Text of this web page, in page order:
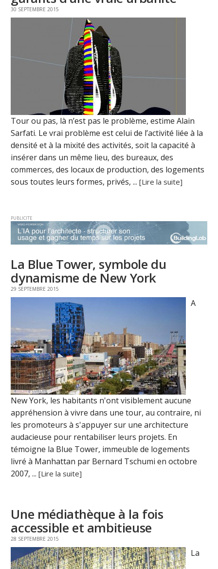
30 SEPTEMBRE 2015
Tour ou pas, là n’est pas le problème, estime Alain
Sarfati. Le vrai problème est celui de l’activité liée à la
densité et à la mixité des activités, soit la capacité à
insérer dans un même lieu, des bureaux, des
commerces, des locaux de production, des logements
sous toutes leurs formes, privés, ...[Lire la suite]
PUBLICITE
La Blue Tower, symbole du
dynamisme de New York
29 SEPTEMBRE 2015
A
New York, les habitants n'ont visiblement aucune
appréhension à vivre dans une tour, au contraire, ni
les promoteurs à s'appuyer sur une architecture
audacieuse pour rentabiliser leurs projets. En
témoigne la Blue Tower, immeuble de logements
livré à Manhattan par Bernard Tschumi en octobre
2007, ...[Lire la suite]
Une médiathèque à la fois
accessible et ambitieuse
28 SEPTEMBRE 2015
La